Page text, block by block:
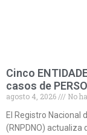
Cinco
casos de
agosto 4, 2026
No
El Registro Nacional
(RNPDNO)